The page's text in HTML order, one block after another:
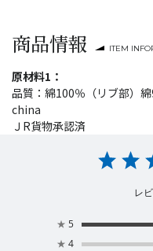
商品情報 ITEM
原材料1：
品質：綿100％（リブ部）
china
ＪR貨物承認済
レ
★ 5
★ 4